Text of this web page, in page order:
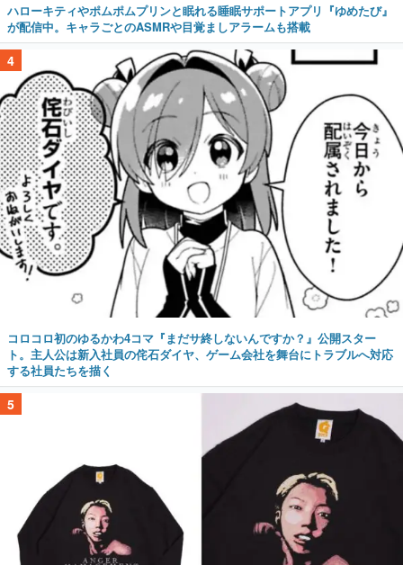
ハローキティやポムポムプリンと眠れる睡眠サポートアプリ『ゆめたび』
が配信中。キャラごとのASMRや目覚ましアラームも搭載
4
コロコロ初のゆるかわ4コマ『まだサ終しないんですか？』公開スター
ト。主人公は新入社員の侘石ダイヤ、ゲーム会社を舞台にトラブルへ対応
する社員たちを描く
5